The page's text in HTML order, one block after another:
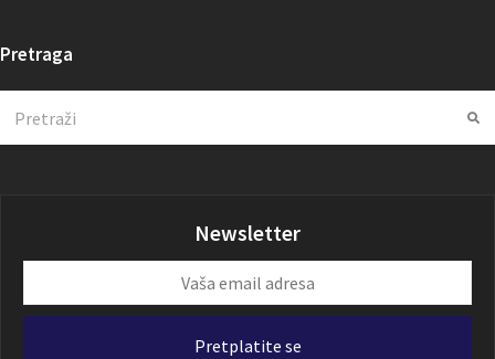
Pretraga
Newsletter
email
Pretplatite se